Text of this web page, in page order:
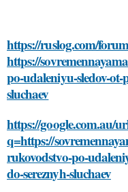
https://ruslog.com/
https://
po-udaleniyu-sledov-ot-
sluchaev
https://google.com.au/
q=https://
rukovodstvo-po-
do-sereznyh-sluchaev